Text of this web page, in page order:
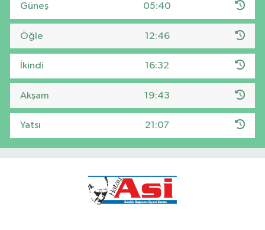
Güneş 05:40
Öğle 12:46
İkindi 16:32
Akşam 19:43
Yatsı 21:07